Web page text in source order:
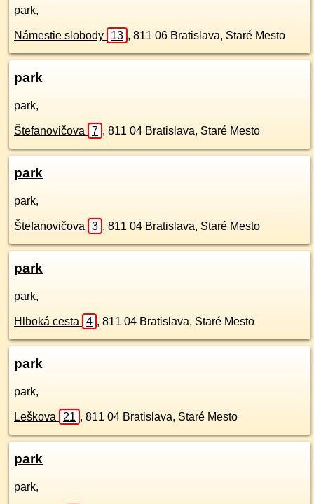
park,
Námestie slobody 13 , 811 06 Bratislava, Staré Mesto
park
park,
Štefanovičova 7 , 811 04 Bratislava, Staré Mesto
park
park,
Štefanovičova 3 , 811 04 Bratislava, Staré Mesto
park
park,
Hlboká cesta 4 , 811 04 Bratislava, Staré Mesto
park
park,
Leškova 21 , 811 04 Bratislava, Staré Mesto
park
park,